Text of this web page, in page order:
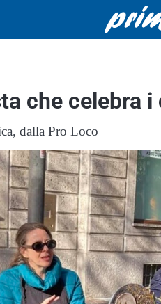
che celebra i
dalla Pro Loco